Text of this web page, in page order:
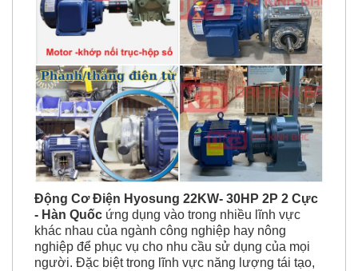
Động Cơ Điện Hyosung 22KW- 30HP 2P 2 Cực
- Hàn Quốc ứng dụng vào trong nhiều lĩnh vực
khác nhau của ngành công nghiệp hay nông
nghiệp để phục vụ cho nhu cầu sử dụng của mọi
người. Đặc biệt trong lĩnh vực năng lượng tái tạo,